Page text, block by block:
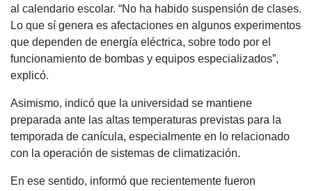
al calendario escolar. “No ha habido suspensión de clases.
Lo que sí genera es afectaciones en algunos experimentos
que dependen de energía eléctrica, sobre todo por el
funcionamiento de bombas y equipos especializados”,
explicó.
Asimismo, indicó que la universidad se mantiene
preparada ante las altas temperaturas previstas para la
temporada de canícula, especialmente en lo relacionado
con la operación de sistemas de climatización.
En ese sentido, informó que recientemente fueron